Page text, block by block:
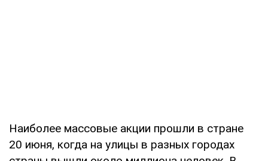
Наиболее массовые акции прошли в стране
20 июня, когда на улицы в разных городах